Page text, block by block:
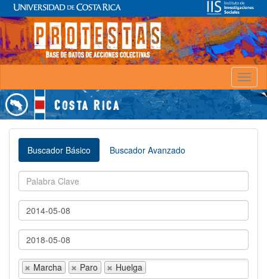
Buscador Básico Buscador Avanzado
Marcha Paro Huelga